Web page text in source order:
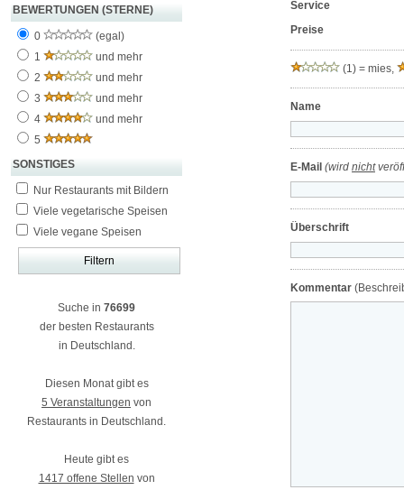
BEWERTUNGEN (STERNE)
0
(egal)
1
und mehr
2
und mehr
3
und mehr
4
und mehr
5
SONSTIGES
Nur Restaurants mit Bildern
Viele vegetarische Speisen
Viele vegane Speisen
Suche in 76699
der besten Restaurants
in Deutschland.
Diesen Monat gibt es
5 Veranstaltungen von
Restaurants in Deutschland.
Heute gibt es
1417 offene Stellen von
Service
Preise
(1) = mies,
Name
E-Mail (wird nicht
Überschrift
Kommentar